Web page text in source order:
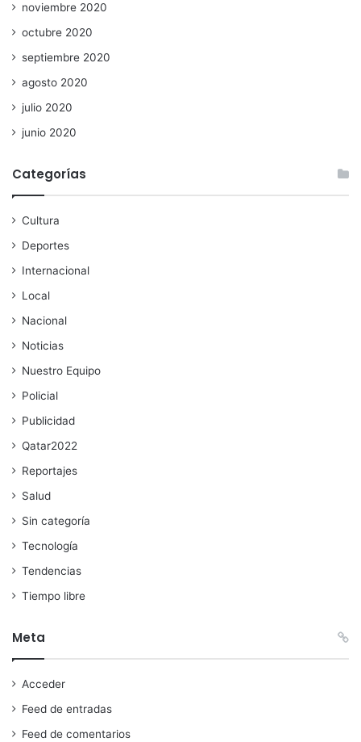
noviembre 2020
octubre 2020
septiembre 2020
agosto 2020
julio 2020
junio 2020
Categorías
Cultura
Deportes
Internacional
Local
Nacional
Noticias
Nuestro Equipo
Policial
Publicidad
Qatar2022
Reportajes
Salud
Sin categoría
Tecnología
Tendencias
Tiempo libre
Meta
Acceder
Feed de entradas
Feed de comentarios